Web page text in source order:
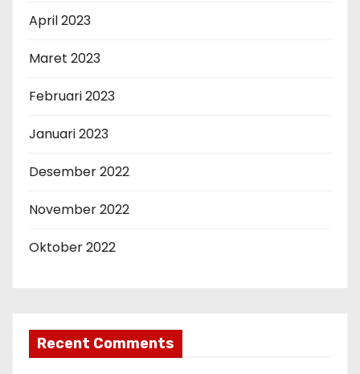
April 2023
Maret 2023
Februari 2023
Januari 2023
Desember 2022
November 2022
Oktober 2022
Recent Comments